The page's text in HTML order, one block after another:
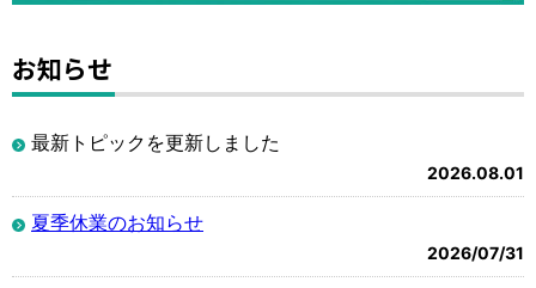
お知らせ
最新トピックを更新しました
2026.08.01
夏季休業のお知らせ
2026/07/31